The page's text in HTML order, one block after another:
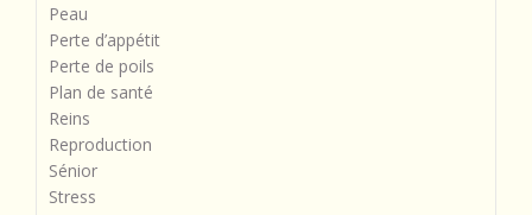
Peau
Perte d’appétit
Perte de poils
Plan de santé
Reins
Reproduction
Sénior
Stress